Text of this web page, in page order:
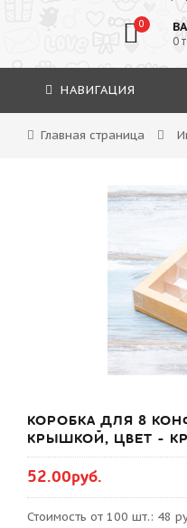
0
0
НАВИГАЦИЯ
Главная страница
КОРОБКА ДЛЯ 8
КРЫШКОЙ, ЦВЕТ -
52.00руб.
Стоимость от 100 шт.: 48